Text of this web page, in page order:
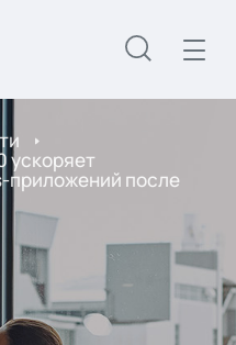
ускоряет
приложений после